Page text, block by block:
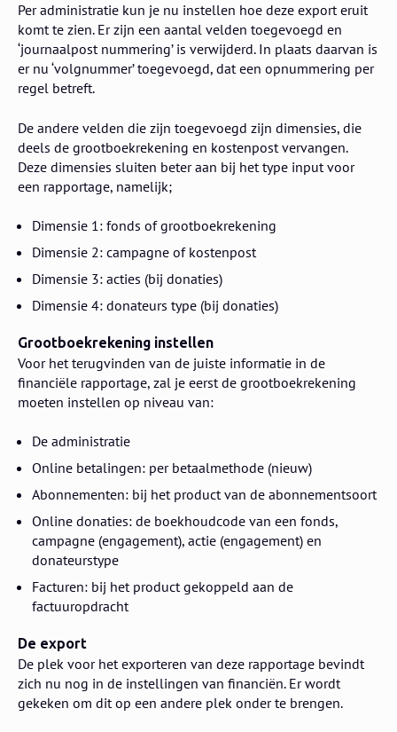
Per administratie kun je nu instellen hoe deze export eruit
komt te zien. Er zijn een aantal velden toegevoegd en
‘journaalpost nummering’ is verwijderd. In plaats daarvan is
er nu ‘volgnummer’ toegevoegd, dat een opnummering per
regel betreft.
De andere velden die zijn toegevoegd zijn dimensies, die
deels de grootboekrekening en kostenpost vervangen.
Deze dimensies sluiten beter aan bij het type input voor
een rapportage, namelijk;
Dimensie 1: fonds of grootboekrekening
Dimensie 2: campagne of kostenpost
Dimensie 3: acties (bij donaties)
Dimensie 4: donateurs type (bij donaties)
Grootboekrekening instellen
Voor het terugvinden van de juiste informatie in de
financiële rapportage, zal je eerst de grootboekrekening
moeten instellen op niveau van:
De administratie
Online betalingen: per betaalmethode (nieuw)
Abonnementen: bij het product van de abonnementsoort
Online donaties: de boekhoudcode van een fonds,
campagne (engagement), actie (engagement) en
donateurstype
Facturen: bij het product gekoppeld aan de
factuuropdracht
De export
De plek voor het exporteren van deze rapportage bevindt
zich nu nog in de instellingen van financiën. Er wordt
gekeken om dit op een andere plek onder te brengen.